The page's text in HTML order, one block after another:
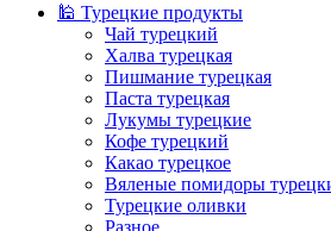
🕌 Турецкие продукты
Чай турецкий
Халва турецкая
Пишмание турецкая
Паста турецкая
Лукумы турецкие
Кофе турецкий
Какао турецкое
Вяленые помидоры
Турецкие оливки
Разное